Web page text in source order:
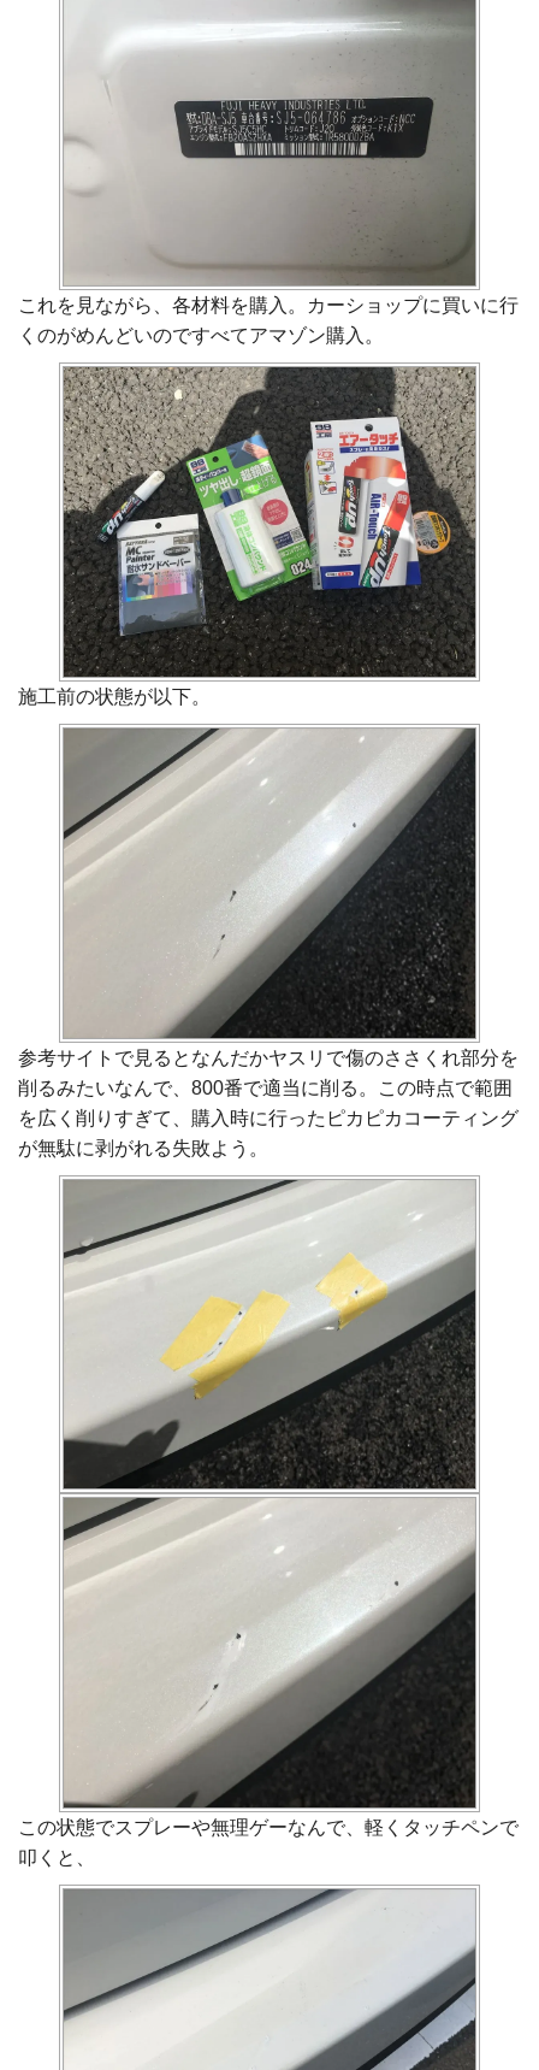
これを見ながら、各材料を購入。カーショップに買いに行
くのがめんどいのですべてアマゾン購入。
施工前の状態が以下。
参考サイトで見るとなんだかヤスリで傷のささくれ部分を
削るみたいなんで、800番で適当に削る。この時点で範囲
を広く削りすぎて、購入時に行ったピカピカコーティング
が無駄に剥がれる失敗よう。
この状態でスプレーや無理ゲーなんで、軽くタッチペンで
叩くと、